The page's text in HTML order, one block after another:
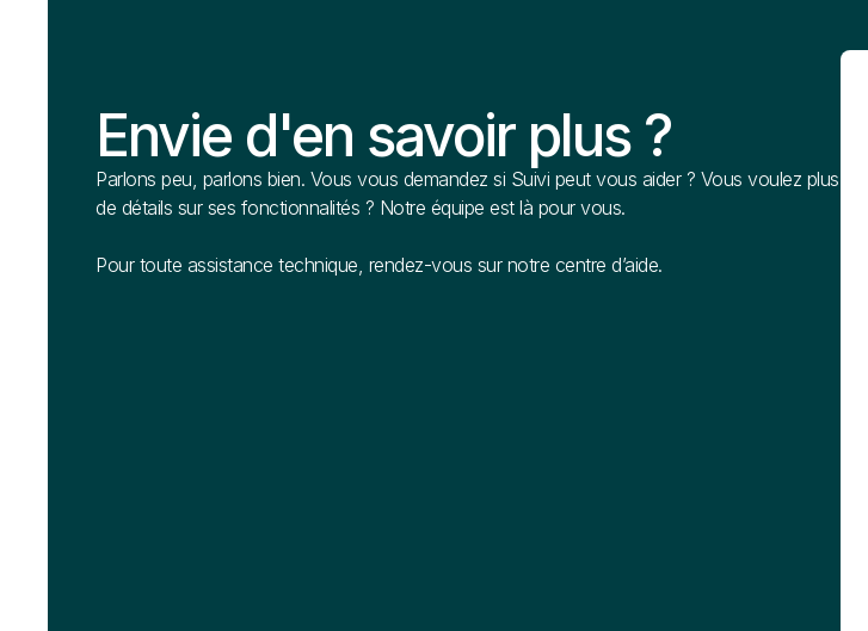
Envie d'en savoir plus ?
Parlons peu, parlons bien. Vous vous demandez si Suivi peut vous aider ? Vous voulez plus
de détails sur ses fonctionnalités ? Notre équipe est là pour vous.
Pour toute assistance technique, rendez-vous sur notre centre d’aide.